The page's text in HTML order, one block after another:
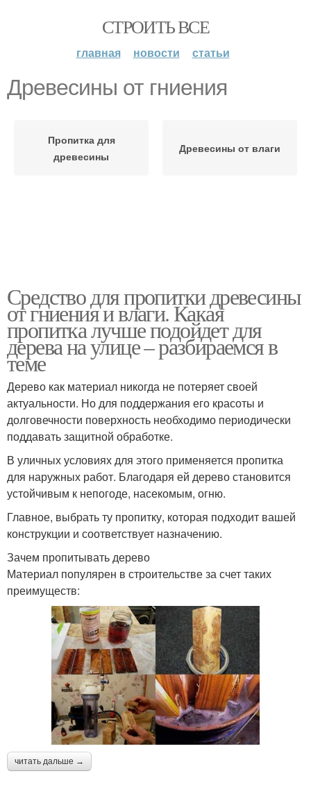
СТРОИТЬ ВСЕ
главная новости статьи
Древесины от гниения
Пропитка для
древесины
Древесины от влаги
Средство для пропитки древесины
от гниения и влаги. Какая
пропитка лучше подойдет для
дерева на улице – разбираемся в
теме
Дерево как материал никогда не потеряет своей
актуальности. Но для поддержания его красоты и
долговечности поверхность необходимо периодически
поддавать защитной обработке.
В уличных условиях для этого применяется пропитка
для наружных работ. Благодаря ей дерево становится
устойчивым к непогоде, насекомым, огню.
Главное, выбрать ту пропитку, которая подходит вашей
конструкции и соответствует назначению.
Зачем пропитывать дерево
Материал популярен в строительстве за счет таких
преимуществ:
читать дальше →